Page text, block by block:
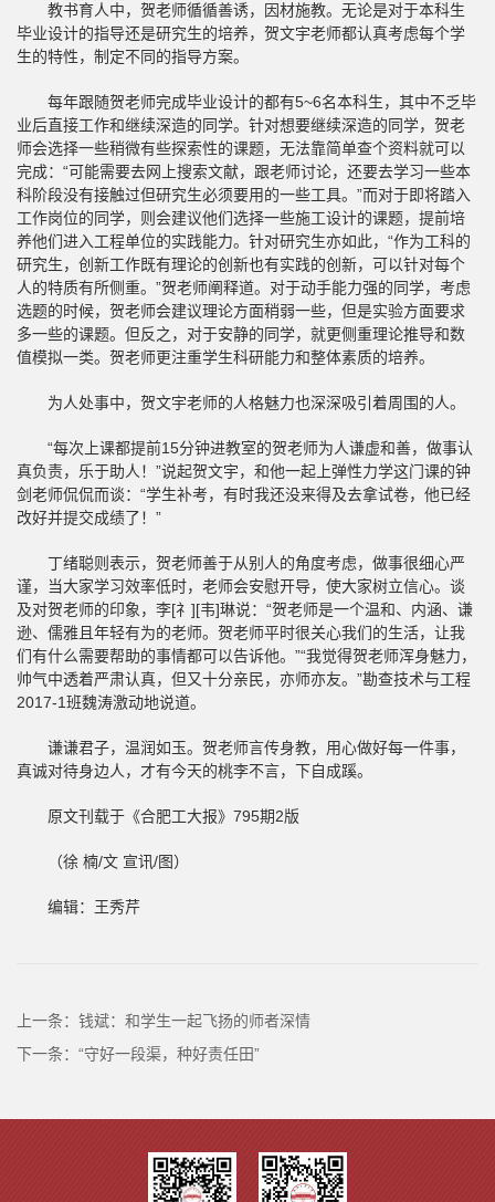
教书育人中，贺老师循循善诱，因材施教。无论是对于本科生
毕业设计的指导还是研究生的培养，贺文宇老师都认真考虑每个学
生的特性，制定不同的指导方案。
每年跟随贺老师完成毕业设计的都有5~6名本科生，其中不乏毕
业后直接工作和继续深造的同学。针对想要继续深造的同学，贺老
师会选择一些稍微有些探索性的课题，无法靠简单查个资料就可以
完成：“可能需要去网上搜索文献，跟老师讨论，还要去学习一些本
科阶段没有接触过但研究生必须要用的一些工具。”而对于即将踏入
工作岗位的同学，则会建议他们选择一些施工设计的课题，提前培
养他们进入工程单位的实践能力。针对研究生亦如此，“作为工科的
研究生，创新工作既有理论的创新也有实践的创新，可以针对每个
人的特质有所侧重。”贺老师阐释道。对于动手能力强的同学，考虑
选题的时候，贺老师会建议理论方面稍弱一些，但是实验方面要求
多一些的课题。但反之，对于安静的同学，就更侧重理论推导和数
值模拟一类。贺老师更注重学生科研能力和整体素质的培养。
为人处事中，贺文宇老师的人格魅力也深深吸引着周围的人。
“每次上课都提前15分钟进教室的贺老师为人谦虚和善，做事认
真负责，乐于助人！”说起贺文宇，和他一起上弹性力学这门课的钟
剑老师侃侃而谈：“学生补考，有时我还没来得及去拿试卷，他已经
改好并提交成绩了！”
丁绪聪则表示，贺老师善于从别人的角度考虑，做事很细心严
谨，当大家学习效率低时，老师会安慰开导，使大家树立信心。谈
及对贺老师的印象，李[礻][韦]琳说：“贺老师是一个温和、内涵、谦
逊、儒雅且年轻有为的老师。贺老师平时很关心我们的生活，让我
们有什么需要帮助的事情都可以告诉他。”“我觉得贺老师浑身魅力，
帅气中透着严肃认真，但又十分亲民，亦师亦友。”勘查技术与工程
2017-1班魏涛激动地说道。
谦谦君子，温润如玉。贺老师言传身教，用心做好每一件事，
真诚对待身边人，才有今天的桃李不言，下自成蹊。
原文刊载于《合肥工大报》795期2版
（徐 楠/文 宣讯/图）
编辑：王秀芹
上一条： 钱斌：和学生一起飞扬的师者深情
下一条： “守好一段渠，种好责任田”